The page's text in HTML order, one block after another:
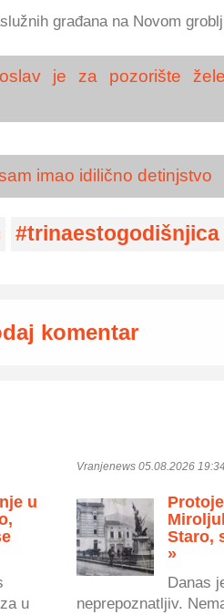
građana na Novom
je za pozorište
imao idilično detinjstvo
trinaestogodišnjica
komentar
u
u
Vranjenews 05.08.2026 19:34
Staro,
»
Danas
neprepoznatljiv.